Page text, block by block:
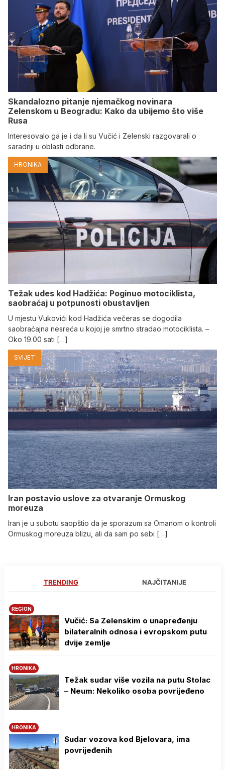
Skandalozno pitanje njemačkog novinara
Zelenskom u Beogradu: Kako da ubijemo što više
Rusa
Interesovalo ga je i da li su Vučić i Zelenski razgovarali o
saradnji u oblasti odbrane.
HRONIKA
Težak udes kod Hadžića: Poginuo motociklista,
saobraćaj u potpunosti obustavljen
U mjestu Vukovići kod Hadžića večeras se dogodila
saobraćajna nesreća u kojoj je smrtno stradao motociklista. –
Oko 19.00 sati […]
SVIJET
Iran postavio uslove za otvaranje Ormuskog
moreuza
Iran je u subotu saopštio da je sporazum sa Omanom o kontroli
Ormuskog moreuza blizu, ali da sam po sebi […]
TRENDING NAJČITANIJE
REGION
Vučić: Sa Zelenskim o unapređenju
bilateralnih odnosa i evropskom putu
dvije zemlje
HRONIKA
Težak sudar više vozila na putu Stolac
– Neum: Nekoliko osoba povrijeđeno
HRONIKA
Sudar vozova kod Bjelovara, ima
povrijeđenih